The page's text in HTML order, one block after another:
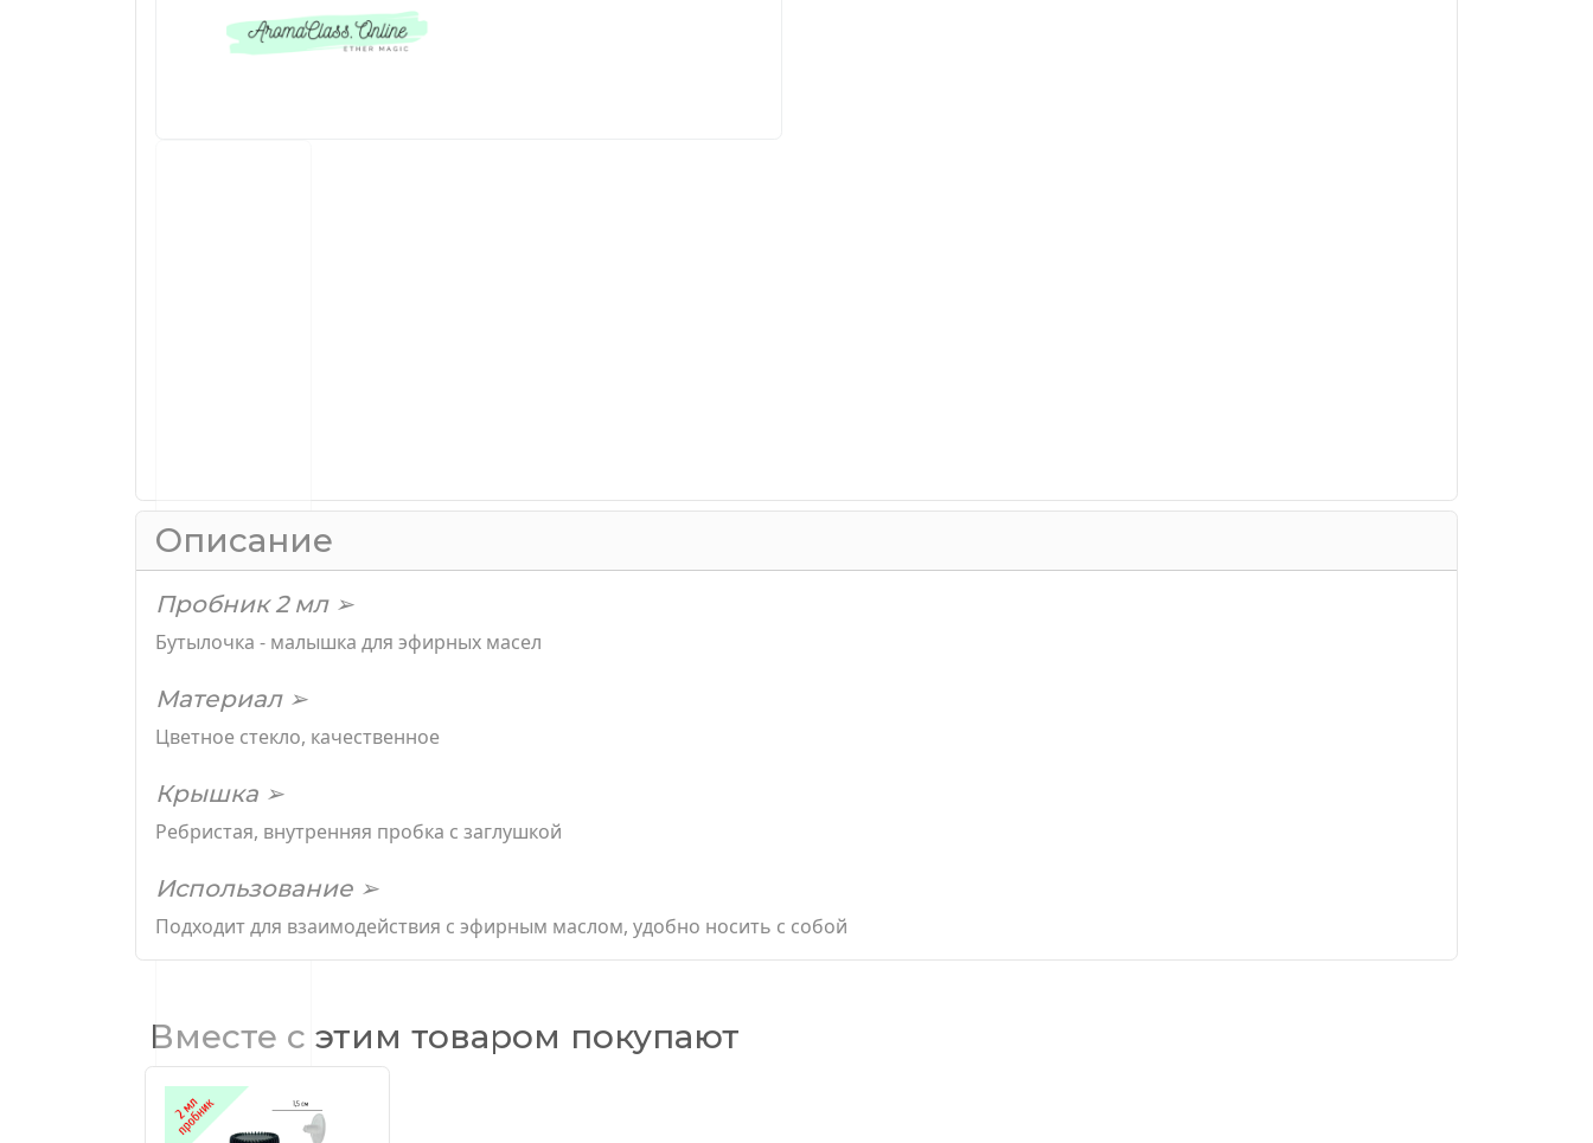
Описание
Пробник 2 мл ➢
Бутылочка - малышка для эфирных масел
Материал ➢
Цветное стекло, качественное
Крышка ➢
Ребристая, внутренняя пробка с заглушкой
Использование ➢
Подходит для взаимодействия с эфирным маслом, удобно носить с собой
Вместе с этим товаром покупают